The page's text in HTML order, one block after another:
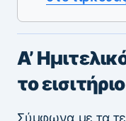
Α’
το
Σύμφωνα με τα